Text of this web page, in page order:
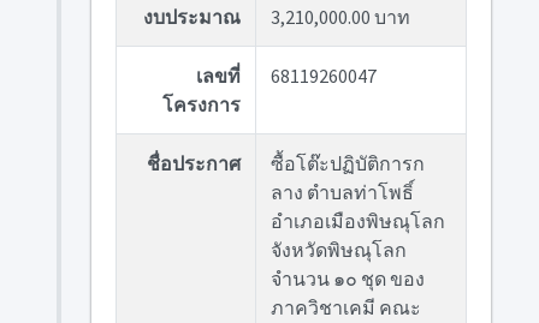
งบประมาณ 3,210,000.00 บาท
เลขที่
โครงการ
68119260047
ชื่อประกาศ
ซื้อโต๊ะปฏิบัติการก
ลาง ตำบลท่าโพธิ์
อำเภอเมืองพิษณุโลก
จังหวัดพิษณุโลก
จำนวน ๑๐ ชุด ของ
ภาควิชาเคมี คณะ